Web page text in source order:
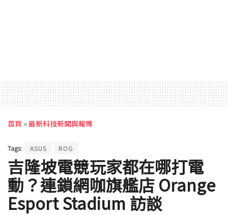
首頁 »最新科技新聞與報導
Tags: ASUS ROG
吉隆坡電競玩家都在哪打電
動？連鎖網咖旗艦店 Orange
Esport Stadium 訪談